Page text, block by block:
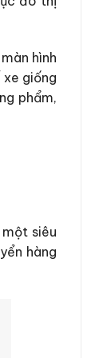
hình
giống
phẩm,
siêu
hàng